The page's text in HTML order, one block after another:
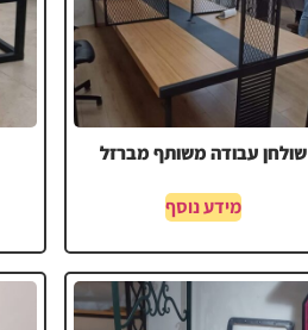
שולחן עבודה משותף מברזל
מידע נוסף